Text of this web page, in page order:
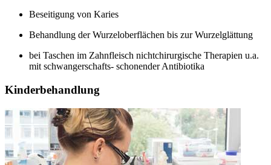
Beseitigung von Karies
Behandlung der Wurzeloberflächen bis zur Wurzelglättung
bei Taschen im Zahnfleisch nichtchirurgische Therapien u.a.
mit schwangerschafts- schonender Antibiotika
Kinderbehandlung